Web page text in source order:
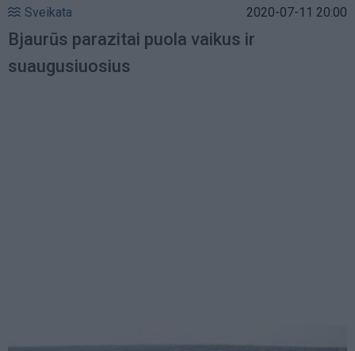
Sveikata 2020-07-11 20:00
Bjaurūs parazitai puola vaikus ir
suaugusiuosius